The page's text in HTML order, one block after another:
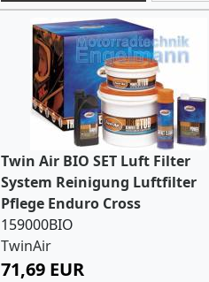
Twin Air BIO SET Luft Filter
System Reinigung Luftfilter
Pflege Enduro Cross
159000BIO
TwinAir
71,69 EUR